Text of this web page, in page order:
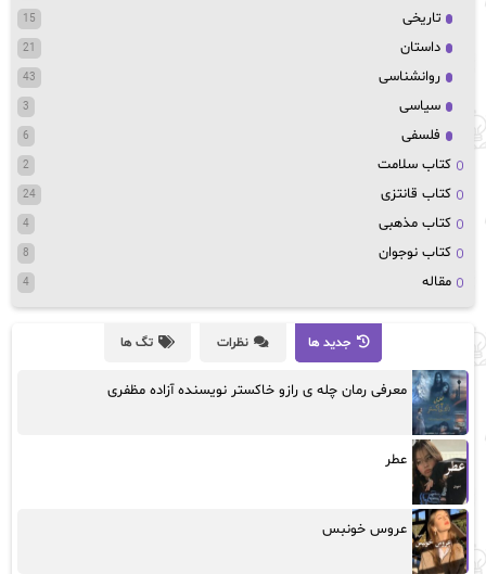
تاریخی 15
داستان 21
روانشناسی 43
سیاسی 3
فلسفی 6
کتاب سلامت 2
کتاب قانتزی 24
کتاب مذهبی 4
کتاب نوجوان 8
مقاله 4
جدید ها نظرات تگ ها
معرفی رمان چله ی رازو خاکستر نویسنده آزاده مظفری
عطر
عروس خونبس